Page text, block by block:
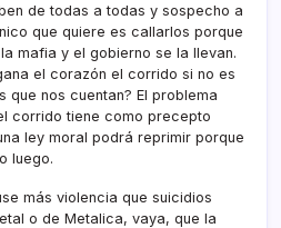
de todas a todas y sospecho a
que quiere es callarlos porque
mafia y el gobierno se la llevan.
el corazón el corrido si no es
nos cuentan? El problema
corrido tiene como precepto
ley moral podrá reprimir porque
luego.
más violencia que suicidios
o de Metalica, vaya, que la